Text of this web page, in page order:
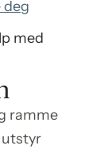
deg
med
ramme
utstyr